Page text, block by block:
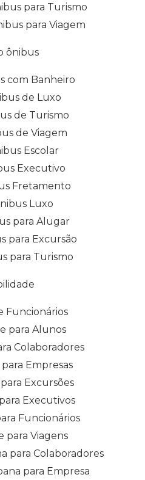
para Turismo
para Viagem
ônibus
com Banheiro
de Luxo
de Turismo
de Viagem
Escolar
Executivo
Fretamento
Luxo
para Alugar
para Excursão
para Turismo
Funcionários
para Alunos
Colaboradores
Empresas
Excursões
Executivos
Funcionários
para Viagens
para Colaboradores
para Empresa